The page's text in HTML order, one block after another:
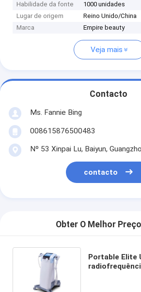
Habilidade da fonte
1000 unidades
Lugar de origem
Reino Unido/China
Marca
Empire beauty
Veja mais
Contacto
Ms. Fannie Bing
008615876500483
Nº 53 Xinpai Lu, Baiyun,
contacto
Obter O Melhor
Portable Elite